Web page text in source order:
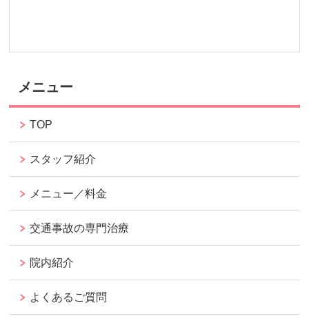
メニュー
TOP
スタッフ紹介
メニュー／料金
交通事故の専門治療
院内紹介
よくあるご質問